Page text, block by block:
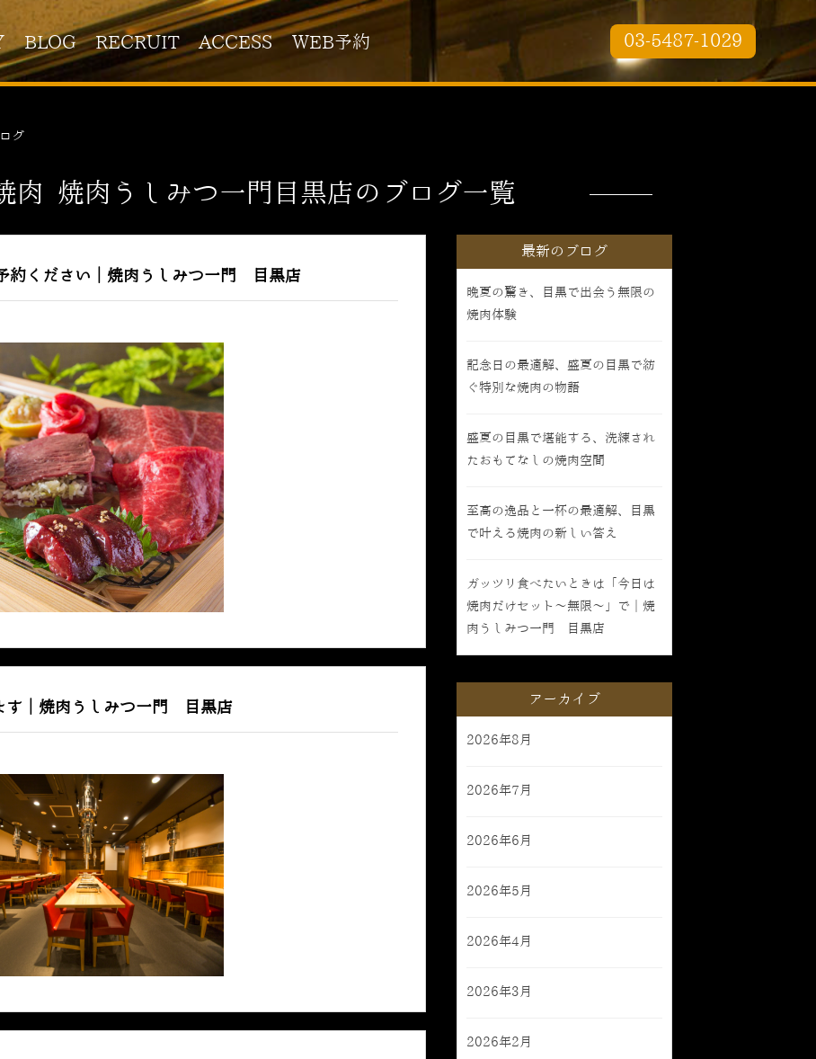
BLOG RECRUIT ACCESS WEB予約 03-5487-1029
グ
肉 焼肉うしみつ一門目黒店のブログ一覧
約ください｜焼肉うしみつ一門 目黒店
す｜焼肉うしみつ一門 目黒店
最新のブログ
晩夏の驚き、目黒で出会う無限の
焼肉体験
記念日の最適解、盛夏の目黒で紡
ぐ特別な焼肉の物語
盛夏の目黒で堪能する、洗練され
たおもてなしの焼肉空間
至高の逸品と一杯の最適解、目黒
で叶える焼肉の新しい答え
ガッツリ食べたいときは「今日は
焼肉だけセット〜無限〜」で｜焼
肉うしみつ一門 目黒店
アーカイブ
2026年8月
2026年7月
2026年6月
2026年5月
2026年4月
2026年3月
2026年2月